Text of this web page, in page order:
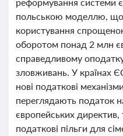
польською моделлю,
користування
оборотом понад 2 млн
справедливому
зловживань. У країнах
нові податкові
переглядають податок
європейських
податкові пільги для